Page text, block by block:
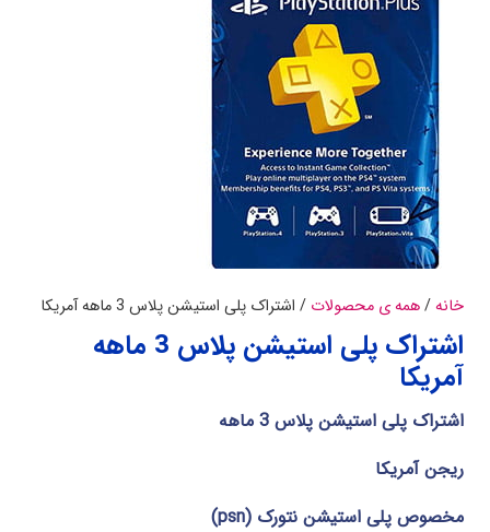
خانه/همه ی محصولات / اشتراک پلی استیشن پلاس 3 ماهه آمریکا
اشتراک پلی استیشن پلاس 3 ماهه
آمریکا
اشتراک پلی استیشن پلاس 3 ماهه
ریجن آمریکا
مخصوص پلی استیشن نتورک (psn)